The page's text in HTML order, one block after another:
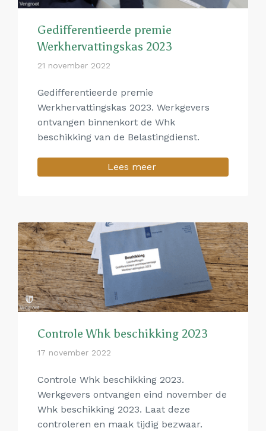
Gedifferentieerde premie
Werkhervattingskas 2023
21 november 2022
Gedifferentieerde premie
Werkhervattingskas 2023. Werkgevers
ontvangen binnenkort de Whk
beschikking van de Belastingdienst.
Lees meer
Controle Whk beschikking 2023
17 november 2022
Controle Whk beschikking 2023.
Werkgevers ontvangen eind november de
Whk beschikking 2023. Laat deze
controleren en maak tijdig bezwaar.